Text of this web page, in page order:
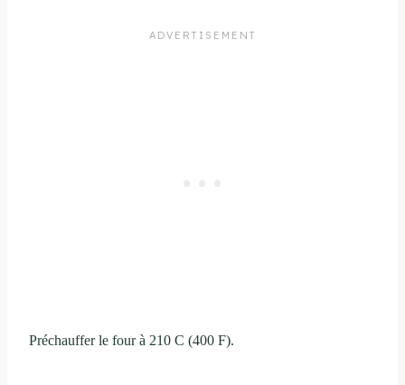
Préchauffer le four à 210 C (400 F).